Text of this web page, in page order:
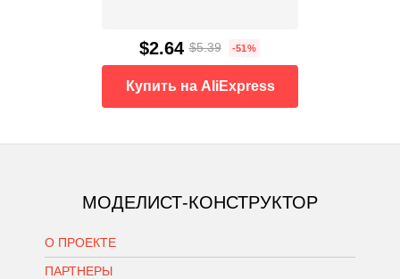
$2.64 $5.39 -51%
Купить на AliExpress
МОДЕЛИСТ-КОНСТРУКТОР
О ПРОЕКТЕ
ПАРТНЕРЫ